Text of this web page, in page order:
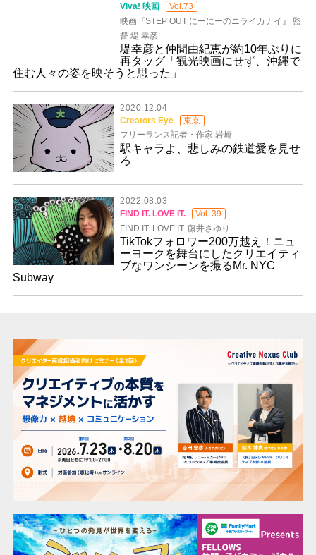
Viva! 映画
Vol.73
映画『STEP OUT にーにーのニライカナイ』 監
督 堤 幸彦
堤幸彦と仲間由紀恵が約10年ぶりに
再タッグ「観光映画にせず、沖縄で
住む人々の姿を映そうと思った」
2020.12.04
Creators Eye
東京
フリーランス記者・作家 岩崎
駅キャラよ、悲しみの鉄道愛を見せ
ろ
2022.08.03
FIND IT. LOVE IT.
Vol. 39
FIND IT. LOVE IT. 藤井さゆり
TikTokフォロワー200万越え！ニュ
ーヨークを舞台にしたクリエイティ
ブなワンシーンを撮るMr. NYC
Subway